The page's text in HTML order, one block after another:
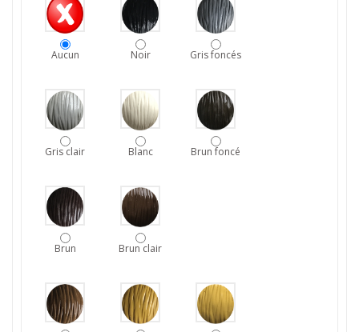
Aucun Noir Gris foncés
Gris clair Blanc Brun foncé
Brun Brun clair